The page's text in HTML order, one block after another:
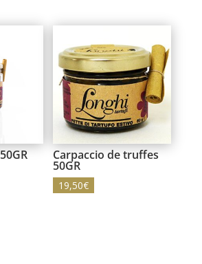
Carpaccio de truffes
50GR
19,50€